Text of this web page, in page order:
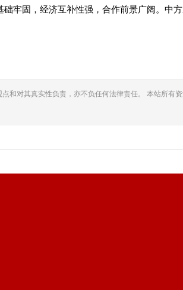
牢固，经济互补性强，合作前景广阔。中
和对其真实性负责，亦不负任何法律责任。 本站所有